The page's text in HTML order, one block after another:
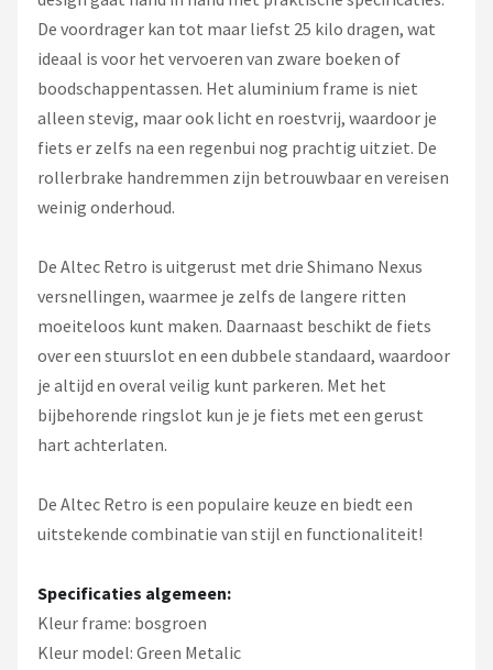
De voordrager kan tot maar liefst 25 kilo dragen, wat
ideaal is voor het vervoeren van zware boeken of
boodschappentassen. Het aluminium frame is niet
alleen stevig, maar ook licht en roestvrij, waardoor je
fiets er zelfs na een regenbui nog prachtig uitziet. De
rollerbrake handremmen zijn betrouwbaar en vereisen
weinig onderhoud.
De Altec Retro is uitgerust met drie Shimano Nexus
versnellingen, waarmee je zelfs de langere ritten
moeiteloos kunt maken. Daarnaast beschikt de fiets
over een stuurslot en een dubbele standaard, waardoor
je altijd en overal veilig kunt parkeren. Met het
bijbehorende ringslot kun je je fiets met een gerust
hart achterlaten.
De Altec Retro is een populaire keuze en biedt een
uitstekende combinatie van stijl en functionaliteit!
Specificaties algemeen:
Kleur frame: bosgroen
Kleur model: Green Metalic